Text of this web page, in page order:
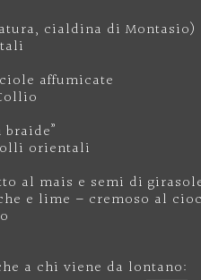
cialdina di Montasio)
affumicate
orientali
al mais e semi di
e lime – cremoso al
a chi viene da lontano: